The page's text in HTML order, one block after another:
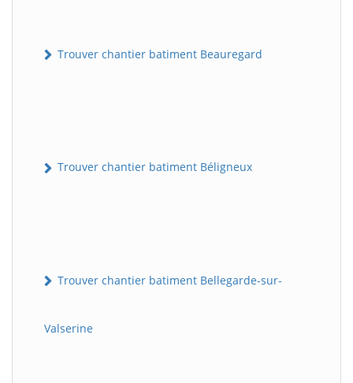
Trouver chantier batiment Beauregard
Trouver chantier batiment Béligneux
Trouver chantier batiment Bellegarde-sur-
Valserine